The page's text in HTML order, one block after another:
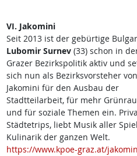
VI. Jakomini
Seit 2013 ist der gebürtige
Lubomir Surnev(33) schon in
Grazer Bezirkspolitik aktiv und
sich nun als Bezirksvorsteher von
Jakomini für den Ausbau der
Stadtteilarbeit, für mehr
und für soziale Themen ein.
Städtetrips, liebt Musik aller
Kulinarik der ganzen Welt.
https://www.kpoe-graz.at/